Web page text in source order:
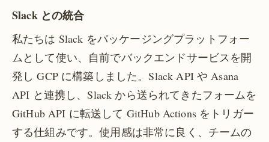
Slack との統合
私たちは Slack をパッケージングプラットフォー
ムとして使い、自前でバックエンドサービスを開
発し GCP に構築しました。Slack API や Asana
API と連携し、Slack から送られてきたフォームを
GitHub API に転送して GitHub Actions をトリガー
する仕組みです。使用感は非常に良く、チームの